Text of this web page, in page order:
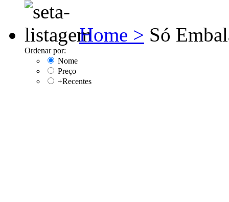
Home > Só
Ordenar por:
Nome
Preço
+Recentes